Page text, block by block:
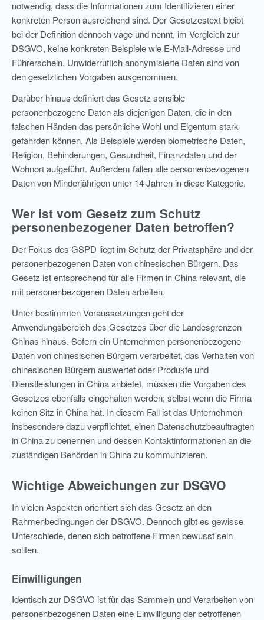
notwendig, dass die Informationen zum Identifizieren einer
konkreten Person ausreichend sind. Der Gesetzestext bleibt
bei der Definition dennoch vage und nennt, im Vergleich zur
DSGVO, keine konkreten Beispiele wie E-Mail-Adresse und
Führerschein. Unwiderruflich anonymisierte Daten sind von
den gesetzlichen Vorgaben ausgenommen.
Darüber hinaus definiert das Gesetz sensible
personenbezogene Daten als diejenigen Daten, die in den
falschen Händen das persönliche Wohl und Eigentum stark
gefährden können. Als Beispiele werden biometrische Daten,
Religion, Behinderungen, Gesundheit, Finanzdaten und der
Wohnort aufgeführt. Außerdem fallen alle personenbezogenen
Daten von Minderjährigen unter 14 Jahren in diese Kategorie.
Wer ist vom Gesetz zum Schutz
personenbezogener Daten betroffen?
Der Fokus des GSPD liegt im Schutz der Privatsphäre und der
personenbezogenen Daten von chinesischen Bürgern. Das
Gesetz ist entsprechend für alle Firmen in China relevant, die
mit personenbezogenen Daten arbeiten.
Unter bestimmten Voraussetzungen geht der
Anwendungsbereich des Gesetzes über die Landesgrenzen
Chinas hinaus. Sofern ein Unternehmen personenbezogene
Daten von chinesischen Bürgern verarbeitet, das Verhalten von
chinesischen Bürgern auswertet oder Produkte und
Dienstleistungen in China anbietet, müssen die Vorgaben des
Gesetzes ebenfalls eingehalten werden; selbst wenn die Firma
keinen Sitz in China hat. In diesem Fall ist das Unternehmen
insbesondere dazu verpflichtet, einen Datenschutzbeauftragten
in China zu benennen und dessen Kontaktinformationen an die
zuständigen Behörden in China zu kommunizieren.
Wichtige Abweichungen zur DSGVO
In vielen Aspekten orientiert sich das Gesetz an den
Rahmenbedingungen der DSGVO. Dennoch gibt es gewisse
Unterschiede, denen sich betroffene Firmen bewusst sein
sollten.
Einwilligungen
Identisch zur DSGVO ist für das Sammeln und Verarbeiten von
personenbezogenen Daten eine Einwilligung der betroffenen